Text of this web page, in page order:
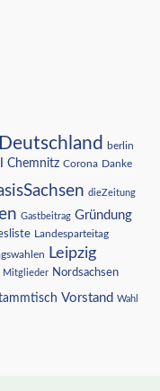
berlin
Chemnitz Corona Danke
dieZeitung
Gastbeitrag Gründung
Landesparteitag
Leipzig
Mitglieder Nordsachsen
Vorstand Wahl